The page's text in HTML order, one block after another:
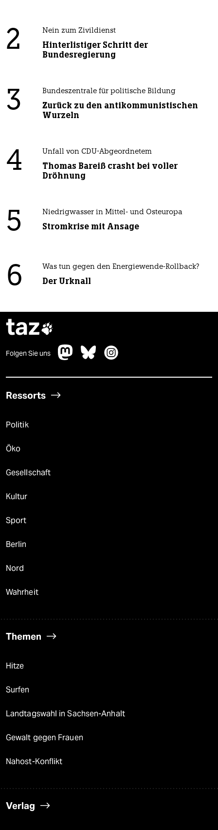
2
Nein zum Zivildienst
Hinterlistiger Schritt der
Bundesregierung
3 Bundeszentrale für politische Bildung
Zurück zu den antikommunistischen
Wurzeln
4 Unfall von CDU-Abgeordnetem
Thomas Bareiß crasht bei voller
Dröhnung
5 Niedrigwasser in Mittel- und Osteuropa
Stromkrise mit Ansage
6 Was tun gegen den Energiewende-Rollback?
Der Urknall
taz
Folgen Sie uns
Ressorts
Politik
Öko
Gesellschaft
Kultur
Sport
Berlin
Nord
Wahrheit
Themen
Hitze
Surfen
Landtagswahl in Sachsen-Anhalt
Gewalt gegen Frauen
Nahost-Konflikt
Verlag